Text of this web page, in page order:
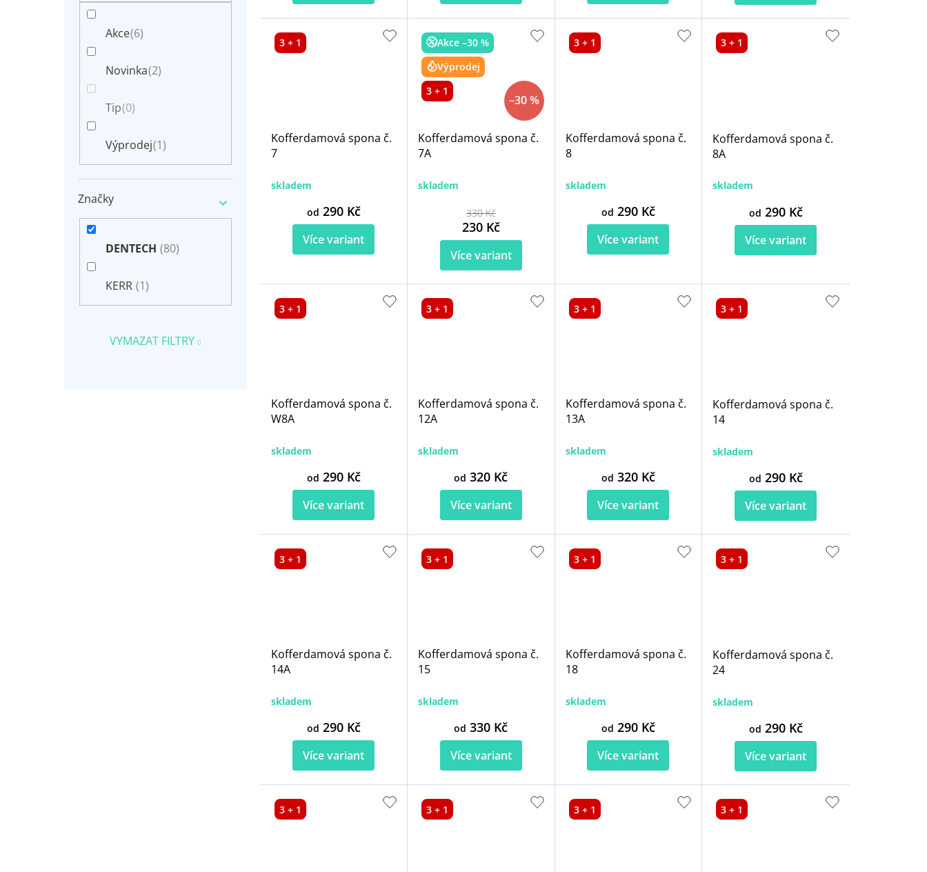
Akce(6)
Novinka(2)
Tip(0)
Výprodej(1)
Značky
DENTECH (80)
KERR (1)
VYMAZAT FILTRY
3 + 1
Kofferdamová spona č.
7
skladem
od 290 Kč
Více variant
Akce –30 %
Výprodej
3 + 1
–30 %
Kofferdamová spona č.
7A
skladem
330 Kč
230 Kč
Více variant
3 + 1
Kofferdamová spona č.
8
skladem
od 290 Kč
Více variant
3 + 1
Kofferdamová spona č.
8A
skladem
od 290 Kč
Více variant
3 + 1
Kofferdamová spona č.
W8A
skladem
od 290 Kč
Více variant
3 + 1
Kofferdamová spona č.
12A
skladem
od 320 Kč
Více variant
3 + 1
Kofferdamová spona č.
13A
skladem
od 320 Kč
Více variant
3 + 1
Kofferdamová spona č.
14
skladem
od 290 Kč
Více variant
3 + 1
Kofferdamová spona č.
14A
skladem
od 290 Kč
Více variant
3 + 1
Kofferdamová spona č.
15
skladem
od 330 Kč
Více variant
3 + 1
Kofferdamová spona č.
18
skladem
od 290 Kč
Více variant
3 + 1
Kofferdamová spona č.
24
skladem
od 290 Kč
Více variant
3 + 1 3 + 1 3 + 1 3 + 1